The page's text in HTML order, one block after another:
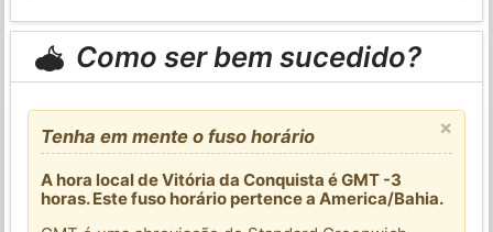
Como ser bem sucedido?
×
Tenha em mente o fuso horário
A hora local de Vitória da Conquista é GMT -3
horas. Este fuso horário pertence a America/Bahia.